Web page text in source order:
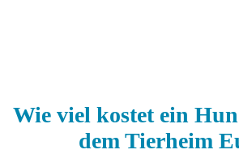
Wie viel kostet ein
dem Tierheim